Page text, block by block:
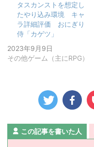
タスカンストを想定し
たやり込み環境 キャ
ラ詳細評価 おにぎり
侍「カゲツ」
2023年9月9日
その他ゲーム（主にRPG）
この記事を書いた人